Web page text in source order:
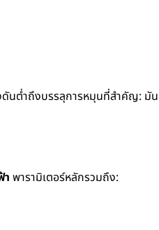
งดันต่ำถึงบรรลุการหมุนที่สำคัญ:
า พารามิเตอร์หลักรวมถึง: